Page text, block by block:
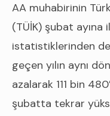
AA muhabirinin
(TÜİK) şubat ayına
istatistiklerinden
geçen yılın aynı
azalarak 111 bin
şubatta tekrar